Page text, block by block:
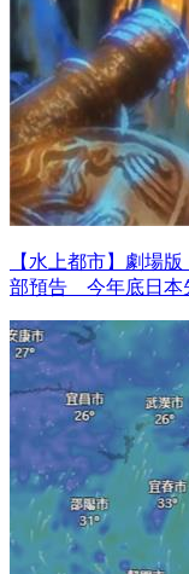
【水上都市】劇場
部預告 今年底日本